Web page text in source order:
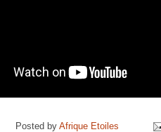
Posted by Afrique Etoiles